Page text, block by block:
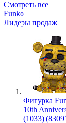
Смотреть все
Funko
Лидеры продаж
Фигурка
10th
(1033)